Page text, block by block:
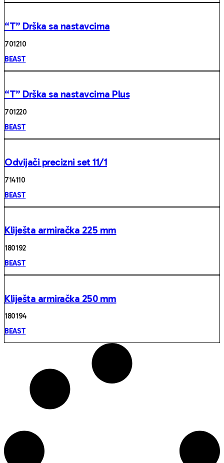
“T” Drška sa nastavcima
70121 0
BEAST
“T” Drška sa nastavcima Plus
70122 0
BEAST
Odvijači precizni set 11/1
71411 0
BEAST
Kliješta armiračka 225 mm
180 192
BEAST
Kliješta armiračka 250 mm
180 194
BEAST